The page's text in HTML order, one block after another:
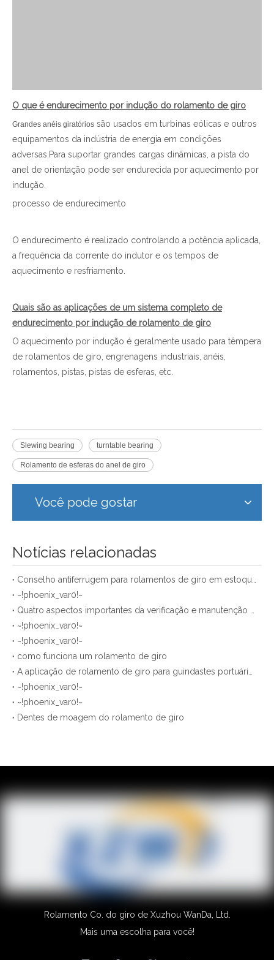
O que é endurecimento por indução do rolamento de giro
Grandes anéis giratórios são usados ​​em turbinas eólicas e outros
equipamentos da indústria de energia em condições
adversas.Para suportar grandes cargas dinâmicas, a pista do
anel de orientação pode ser endurecida por aquecimento por
indução.
processo de endurecimento
O endurecimento é realizado controlando a potência aplicada,
a frequência da corrente do indutor e os tempos de
aquecimento e resfriamento.
Quais são as aplicações de um sistema completo de
endurecimento por indução de rolamento de giro
O aquecimento por indução é geralmente usado para têmpera
de rolamentos de giro, engrenagens industriais, anéis,
rolamentos, pistas, pistas de esferas, etc.
Slewing bearing turntable bearing
Rolamento de esferas do anel de giro
Você pode gostar
Notícias relacionadas
~!phoenix_var0!~
~!phoenix_var0!~
~!phoenix_var0!~
como funciona um rolamento de giro
~!phoenix_var0!~
~!phoenix_var0!~
Dentes de moagem do rolamento de giro
Rolamento Co. do giro de Xuzhou WanDa, Ltd.
Mais uma escolha para você!